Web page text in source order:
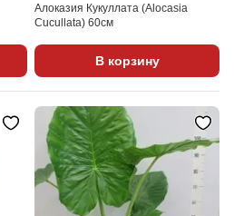
Алоказия Кукуллата (Alocasia
Cucullata) 60см
В корзину